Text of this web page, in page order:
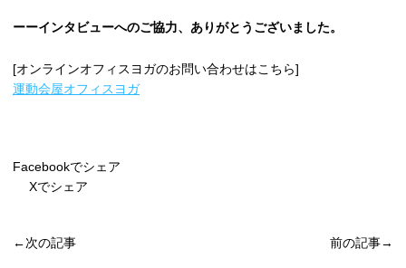
ーーインタビューへのご協力、ありがとうございました。
[オンラインオフィスヨガのお問い合わせはこちら]
運動会屋オフィスヨガ
Facebookでシェア
Xでシェア
←次の記事 前の記事→